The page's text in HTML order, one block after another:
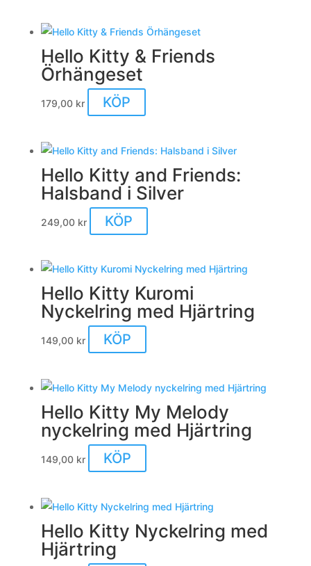
Hello Kitty & Friends
Örhängeset
179,00 kr KÖP
Hello Kitty and Friends:
Halsband i Silver
249,00 kr KÖP
Hello Kitty Kuromi
Nyckelring med Hjärtring
149,00 kr KÖP
Hello Kitty My Melody
nyckelring med Hjärtring
149,00 kr KÖP
Hello Kitty Nyckelring med
Hjärtring